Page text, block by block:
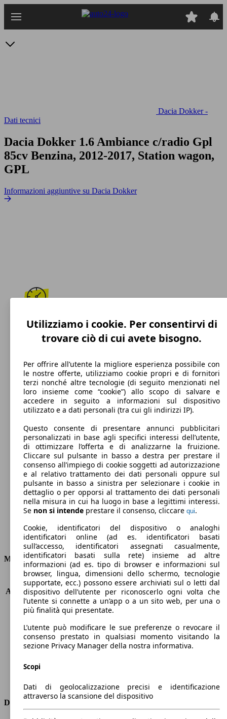
Dacia Dokker -
Dati tecnici
Dacia Dokker 1.6 Ambiance c/radio Gpl
85cv Benzina, 2012-2017, Station wagon,
GPL
Informazioni aggiuntive su Dacia Dokker
159 km/h
Velocità massima
GPL
Carburante
165 g/km
Emissioni di CO2 (combinato)*
Consumi
Motore e Prestazioni
KW (PS)
61 kW (83 PS)
Accelerazione (0-100 km/h)
13.7s
Velocità massima (km/h)
159 km/h
Numero di marce
5
Coppia
134 nm
Cilindrata
1598 ccm
Carburante
GPL
Trasmissione
Dimensioni
Utilizziamo i cookie. Per consentirvi di
trovare ciò di cui avete bisogno.
Per offrire all’utente la migliore esperienza possibile con
le nostre offerte, utilizziamo cookie propri e di fornitori
terzi nonché altre tecnologie (di seguito menzionati nel
loro insieme come “cookie”) allo scopo di salvare e
accedere in seguito a informazioni sul dispositivo
utilizzato e a dati personali (tra cui gli indirizzi IP).
Questo consente di presentare annunci pubblicitari
personalizzati in base agli specifici interessi dell’utente,
di ottimizzare l’offerta e di analizzarne la fruizione.
Cliccare sul pulsante in basso a destra per prestare il
consenso all’impiego di cookie soggetti ad autorizzazione
e al relativo trattamento dei dati personali oppure sul
pulsante in basso a sinistra per selezionare i cookie in
dettaglio o per opporsi al trattamento dei dati personali
nella misura in cui ha luogo in base a legittimi interessi.
Se non si intende prestare il consenso, cliccare qui.
Cookie, identificatori del dispositivo o analoghi
identificatori online (ad es. identificatori basati
sull’accesso, identificatori assegnati casualmente,
identificatori basati sulla rete) insieme ad altre
informazioni (ad es. tipo di browser e informazioni sul
browser, lingua, dimensioni dello schermo, tecnologie
supportate, ecc.) possono essere archiviati sul o letti dal
dispositivo dell’utente per riconoscerlo ogni volta che
l’utente si connette a un’app o a un sito web, per una o
più finalità qui presentate.
L’utente può modificare le sue preferenze o revocare il
consenso prestato in qualsiasi momento visitando la
sezione Privacy Manager della nostra informativa.
Scopi
Dati di geolocalizzazione precisi e identificazione
attraverso la scansione del dispositivo